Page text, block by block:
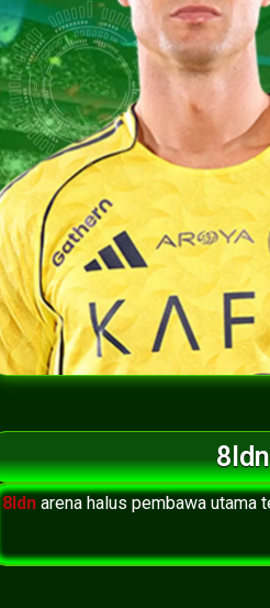
8Idn arena halus pembawa utama